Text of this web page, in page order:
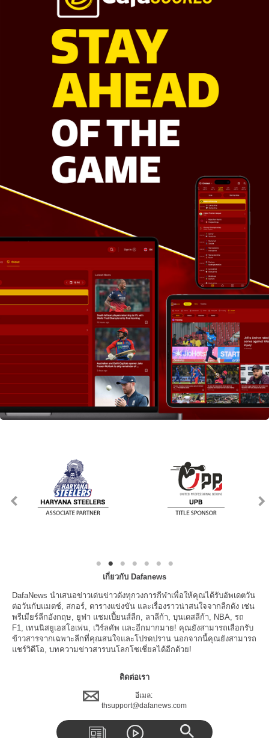
เกี่ยวกับ Dafanews
DafaNews นำเสนอข่าวเด่นข่าวดังทุกวงการกีฬาเพื่อให้คุณได้รับอัพเดตวัน
ต่อวันกับแมตช์, สกอร์, ตารางแข่งขัน และเรื่องราวน่าสนใจจากลีกดัง เช่น
พรีเมียร์ลีกอังกฤษ, ยูฟ่า แชมเปี้ยนส์ลีก, ลาลีก้า, บุนเดสลีก้า, NBA, รถ
F1, เทนนิสยูเอสโอเพ่น, เวิร์ลคัพ และอีกมากมาย! คุณยังสามารถเลือกรับ
ข้าวสารจากเฉพาะลีกที่คุณสนใจและโปรดปราน นอกจากนี้คุณยังสามารถ
แชร์วิดีโอ, บทความข่าวสารบนโลกโซเชี่ยลได้อีกด้วย!
ติดต่อเรา
อีเมล:
thsupport@dafanews.com